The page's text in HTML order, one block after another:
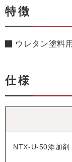
特徴
ウレタン塗料
仕様
NTX-U-50添加剤